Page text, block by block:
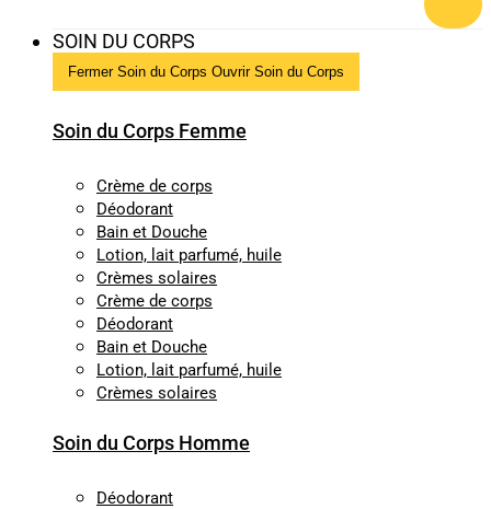
SOIN DU CORPS
Fermer Soin du Corps Ouvrir Soin du Corps
Soin du Corps Femme
Crème de corps
Déodorant
Bain et Douche
Lotion, lait parfumé, huile
Crèmes solaires
Crème de corps
Déodorant
Bain et Douche
Lotion, lait parfumé, huile
Crèmes solaires
Soin du Corps Homme
Déodorant